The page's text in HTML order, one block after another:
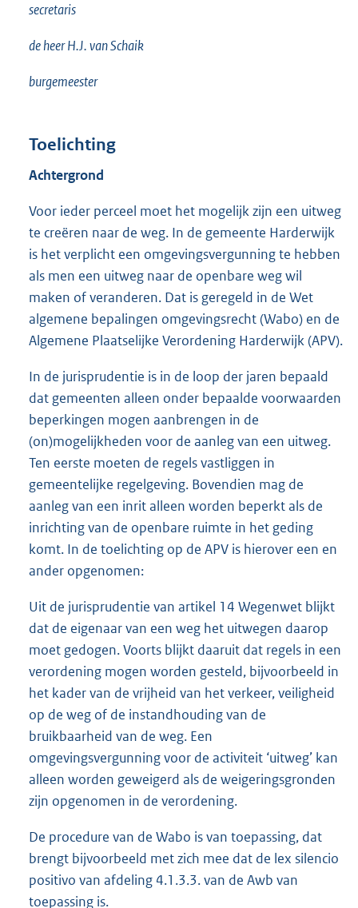
secretaris
de heer H.J. van Schaik
burgemeester
Toelichting
Achtergrond
Voor ieder perceel moet het mogelijk zijn een uitweg
te creëren naar de weg. In de gemeente Harderwijk
is het verplicht een omgevingsvergunning te hebben
als men een uitweg naar de openbare weg wil
maken of veranderen. Dat is geregeld in de Wet
algemene bepalingen omgevingsrecht (Wabo) en de
Algemene Plaatselijke Verordening Harderwijk (APV).
In de jurisprudentie is in de loop der jaren bepaald
dat gemeenten alleen onder bepaalde voorwaarden
beperkingen mogen aanbrengen in de
(on)mogelijkheden voor de aanleg van een uitweg.
Ten eerste moeten de regels vastliggen in
gemeentelijke regelgeving. Bovendien mag de
aanleg van een inrit alleen worden beperkt als de
inrichting van de openbare ruimte in het geding
komt. In de toelichting op de APV is hierover een en
ander opgenomen:
Uit de jurisprudentie van artikel 14 Wegenwet blijkt
dat de eigenaar van een weg het uitwegen daarop
moet gedogen. Voorts blijkt daaruit dat regels in een
verordening mogen worden gesteld, bijvoorbeeld in
het kader van de vrijheid van het verkeer, veiligheid
op de weg of de instandhouding van de
bruikbaarheid van de weg. Een
omgevingsvergunning voor de activiteit ‘uitweg’ kan
alleen worden geweigerd als de weigeringsgronden
zijn opgenomen in de verordening.
De procedure van de Wabo is van toepassing, dat
brengt bijvoorbeeld met zich mee dat de lex silencio
positivo van afdeling 4.1.3.3. van de Awb van
toepassing is.